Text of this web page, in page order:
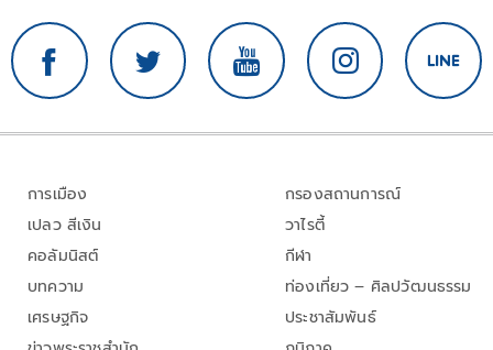
การเมือง
เปลว สีเงิน
คอลัมนิสต์
บทความ
เศรษฐกิจ
กรองสถานการณ์
วาไรตี้
กีฬา
ท่องเที่ยว – ศิลปวัฒนธรรม
ประชาสัมพันธ์